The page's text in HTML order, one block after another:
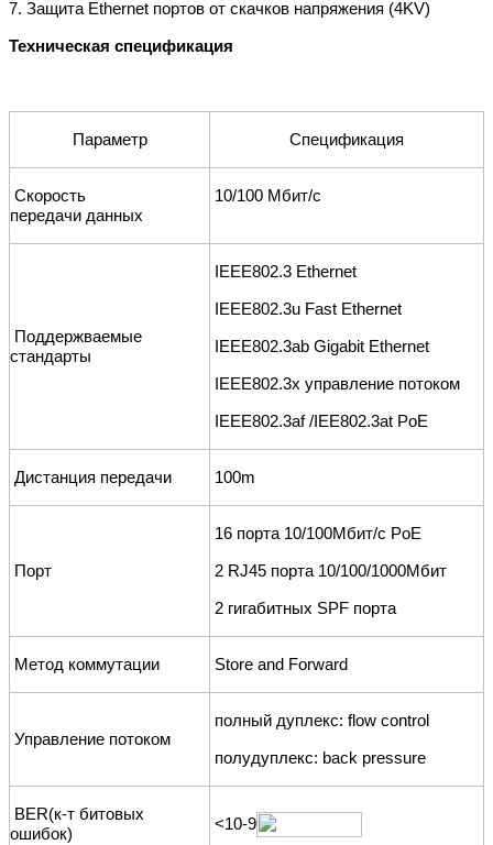
7. Защита Ethernet портов от скачков напряжения (4KV)
Техническая спецификация
Параметр Спецификация
Скорость
передачи данных
10/100 Mбит/c
Поддержваемые
стандарты
EEE802.3 Ethernet
IEEE802.3u Fast Ethernet
IEEE802.3ab Gigabit Ethernet
IEEE802.3x управление потоком
IEEE802.3af/IEE802.3at PoE
Дистанция передачи 100m
Порт
16 порта 10/100Мбит/с PoE
2 RJ45 порта 10/100/1000Mбит
2 гигабитных SPF порта
Метод коммутации Store and Forward
Управление потоком
полный дуплекс: flow control
полудуплекс: back pressure
BER(к-т битовых
ошибок)
<10-9